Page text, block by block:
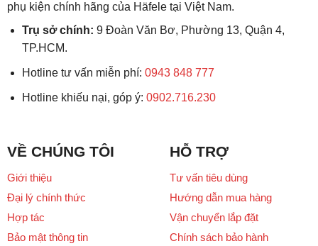
phụ kiện chính hãng của Häfele tại Việt Nam.
Trụ sở chính: 9 Đoàn Văn Bơ, Phường 13, Quận 4,
TP.HCM.
Hotline tư vấn miễn phí: 0943 848 777
Hotline khiếu nại, góp ý: 0902.716.230
VỀ CHÚNG TÔI
Giới thiệu
Đại lý chính thức
Hợp tác
Bảo mật thông tin
HỖ TRỢ
Tư vấn tiêu dùng
Hướng dẫn mua hàng
Vận chuyển lắp đặt
Chính sách bảo hành